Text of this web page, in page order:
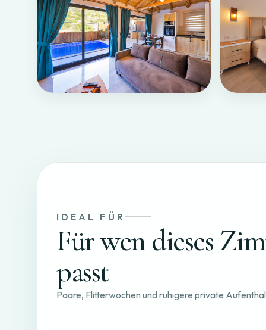
IDEAL FÜR
Für wen dieses
passt
Paare, Flitterwochen und ruhigere private